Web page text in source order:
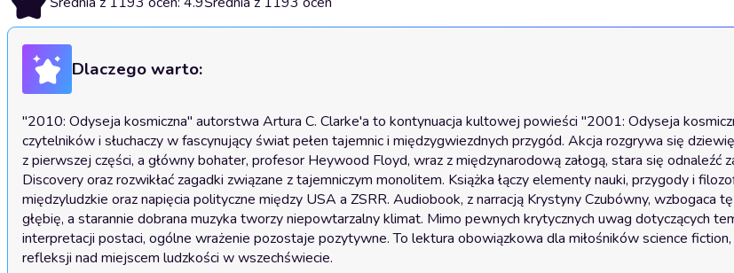
Dlaczego warto:
"2010: Odyseja kosmiczna" autorstwa Artura C. Clarke'a to kontynuacja kultowej powieści "2001: Odyseja
czytelników i słuchaczy w fascynujący świat pełen tajemnic i międzygwiezdnych przygód. Akcja rozgrywa się
z pierwszej części, a główny bohater, profesor Heywood Floyd, wraz z międzynarodową załogą, stara się odnaleźć
Discovery oraz rozwikłać zagadki związane z tajemniczym monolitem. Książka łączy elementy nauki, przygody i
międzyludzkie oraz napięcia polityczne między USA a ZSRR. Audiobook, z narracją Krystyny Czubówny, wzbogaca
głębię, a starannie dobrana muzyka tworzy niepowtarzalny klimat. Mimo pewnych krytycznych uwag dotyczących
interpretacji postaci, ogólne wrażenie pozostaje pozytywne. To lektura obowiązkowa dla miłośników science fiction,
refleksji nad miejscem ludzkości w wszechświecie.